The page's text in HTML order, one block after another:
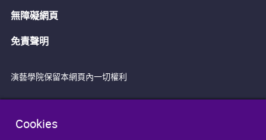
Cookies
無障礙網頁
免責聲明
演藝學院保留本網頁內一切權利